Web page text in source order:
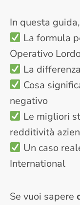
In questa
La formula
Operativo
La
Cosa
negativo
Le migliori
redditività
Un caso
International
Se vuoi sapere